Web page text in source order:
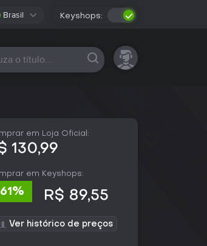
Brasil Keyshops:
plataformas
em Loja Oficial:
130,99
em Keyshops:
R$ 89,55
Ver histórico de preços